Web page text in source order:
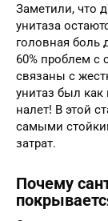
Заметили, что
унитаза
головная боль
60% проблем с
связаны с
унитаз был
налет! В этой
самыми
затрат.
Почему